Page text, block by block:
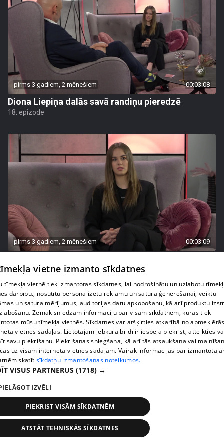
pirms 3 gadiem, 2 mēnešiem 00:03:08
Diona Liepiņa dalās savā randiņu pieredzē
18. epizode
pirms 3 gadiem, 2 mēnešiem 00:03:09
18. epizode
pirms 3 gadiem, 2 mēnešiem
Katrīna Gupalo dalās pārdomās par brīžiem, kad
viņa sajūtas seksīga
17. epizode
vietne izmanto sīkdatnes
tīmekļa vietnē tiek izmantotas sīkdatnes, lai nodrošinātu un uzlabotu
darbību., nosūtītu personalizētu reklāmu un satura ģenerēšanai, veiktu
un satura mērījumus, auditorijas datu apkopošanu, kā arī produktu
Zemāk sniedzam informāciju par visām sīkdatnēm, kuras tiek
mūsu tīmekļa vietnēs. Sīkdatnes var atšķirties atkarībā no
vietnes sadaļas. Lietotājam jebkurā brīdī ir iespēja piekrist, atteikties
savu piekrišanu. Piekrišanas sniegšana, kā arī tās atsaukšana vai
uz visām interneta vietnes sadaļām. Vairāk informācijas par
skatīt sīkdatņu izmantošanas noteikumos.
VISUS PARTNERUS (1718) →
IZVĒLI
PIEKRIST VISĀM SĪKDATNĒM
ATSTĀT TEHNISKĀS SĪKDATNES